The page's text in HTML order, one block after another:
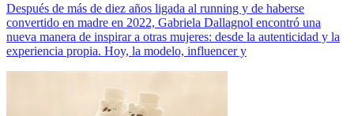
Después de más de diez años ligada al running y de haberse
convertido en madre en 2022, Gabriela Dallagnol encontró una
nueva manera de inspirar a otras mujeres: desde la autenticidad y la
experiencia propia. Hoy, la modelo, influencer y